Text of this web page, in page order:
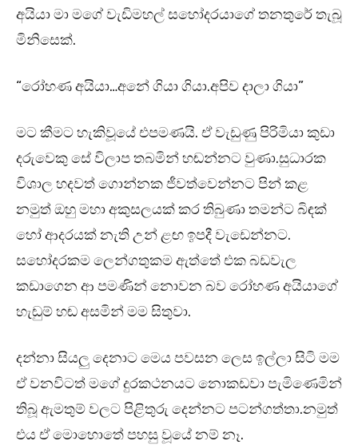
අයියා මා මගේ වැඩිමහල් සහෝදරයාගේ තනතුරේ තැබූ
මිනිසෙක්.
“රෝහණ අයියා…අනේ ගියා ගියා.අපිව දාලා ගියා”
මට කීමට හැකිවූයේ එපමණයි. ඒ වැඩුණු පිරිමියා කුඩා
දරුවෙකු සේ විලාප තබමින් හඬන්නට වුණා.සුධාරක
විශාල හදවත් ගොන්නක ජීවත්වෙන්නට පින් කළ
නමුත් ඔහු මහා අකුසලයක් කර තිබුණා තමන්ට බිඳක්
හෝ ආදරයක් නැති උන් ළඟ ඉපදී වැඩෙන්නට.
සහෝදරකම ලෙන්ගතුකම ඇත්තේ එක බඩවැල
කඩාගෙන ආ පමණින් නොවන බව රෝහණ අයියාගේ
හැඬුම් හඬ අසමින් මම සිතුවා.
දන්නා සියලු දෙනාට මෙය පවසන ලෙස ඉල්ලා සිටි මම
ඒ වනවිටත් මගේ දුරකථනයට නොකඩවා පැමිණෙමින්
තිබූ ඇමතුම් වලට පිළිතුරු දෙන්නට පටන්ගත්තා.නමුත්
එය ඒ මොහොතේ පහසු වූයේ නම් නෑ.